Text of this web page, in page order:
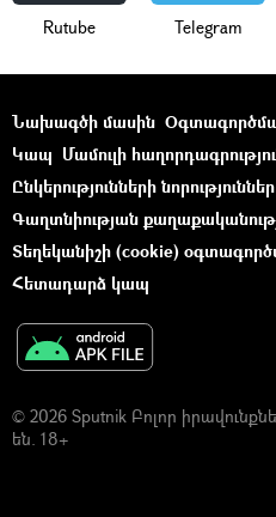
Rutube Telegram
Նախագծի մասին
Կապ Մամուլի
Ընկերությունների նորություններ
Գաղտնիության
Տեղեկանիշի (cookie)
Հետադարձ կապ
© 2026 Sputnik Բոլոր
են. 18+